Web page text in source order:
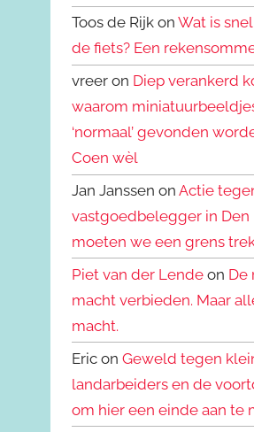
Toos de Rijk onWat is
de fiets? Een
vreer on Diep verankerd
waarom
‘normaal’ gevonden
Coen wèl
Jan Janssen onActie
vastgoedbelegger in Den
moeten we een grens
Piet van der Lende on De
macht verbieden. Maar
macht.
Eric onGeweld tegen
landarbeiders en de
om hier een einde aan te